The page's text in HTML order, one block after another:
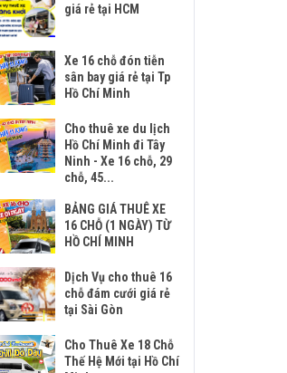
giá rẻ tại HCM
Xe 16 chỗ đón tiễn
sân bay giá rẻ tại Tp
Hồ Chí Minh
Cho thuê xe du lịch
Hồ Chí Minh đi Tây
Ninh - Xe 16 chỗ, 29
chỗ, 45...
BẢNG GIÁ THUÊ XE
16 CHỖ (1 NGÀY) TỪ
HỒ CHÍ MINH
Dịch Vụ cho thuê 16
chỗ đám cưới giá rẻ
tại Sài Gòn
Cho Thuê Xe 18 Chỗ
Thế Hệ Mới tại Hồ Chí